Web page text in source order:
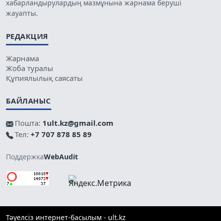
хабарландырулардың мазмұнына жарнама беруші
жауапты.
РЕДАКЦИЯ
Жарнама
Жоба туралы
Құпиялылық саясаты
БАЙЛАНЫС
Пошта: 1ult.kz@gmail.com
Тел: +7 707 878 85 89
ПоддержкаWebAudit
Тәуелсіз интернет-басылым - ult.kz